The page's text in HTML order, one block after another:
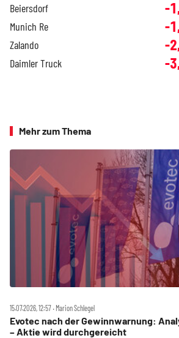
Beiersdorf -
Munich Re -
Zalando -
Daimler Truck -
Mehr zum Thema
15.07.2026, 12:57 ‧ Marion Schlegel
Evotec nach der Gewinnwarnung:
– Aktie wird durchgereicht